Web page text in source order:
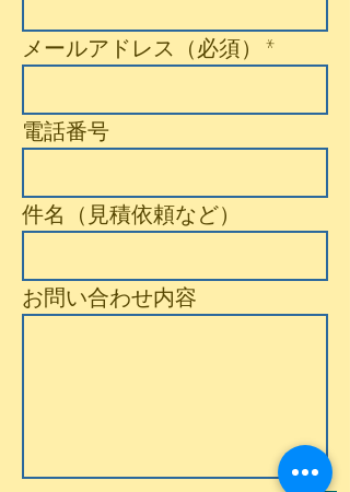
メールアドレス（必須）
電話番号
件名（見積依頼など）
お問い合わせ内容